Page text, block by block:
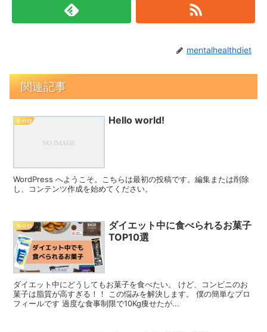
mentalhealthdiet
関連記事
未分類 Hello world!
WordPress へようこそ。こちらは最初の投稿です。編集または削除
し、コンテンツ作成を始めてください。
未分類
ダイエット中に食べられるお菓子
TOP10選
ダイエット中にどうしてもお菓子を食べたい。 けど、コンビニのお
菓子は脂質が高すぎる！！ この悩みを解決します。 僕の簡単なプロ
フィールです 過度な食事制限で10Kg痩せたが...